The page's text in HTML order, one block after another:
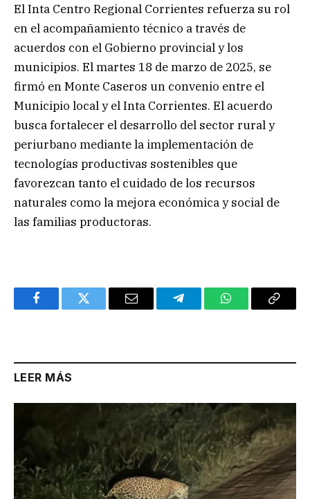
El Inta Centro Regional Corrientes refuerza su rol
en el acompañamiento técnico a través de
acuerdos con el Gobierno provincial y los
municipios. El martes 18 de marzo de 2025, se
firmó en Monte Caseros un convenio entre el
Municipio local y el Inta Corrientes. El acuerdo
busca fortalecer el desarrollo del sector rural y
periurbano mediante la implementación de
tecnologías productivas sostenibles que
favorezcan tanto el cuidado de los recursos
naturales como la mejora económica y social de
las familias productoras.
FacebookTwitter Email TelegramWhatsAppCopy
LEER MÁS